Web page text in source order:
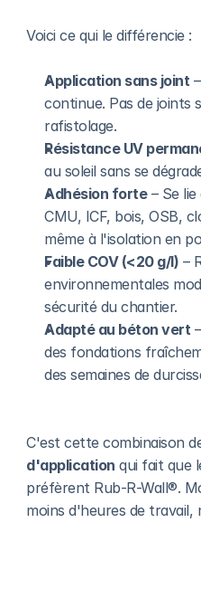
Voici ce qui le différencie :
Application sans joint –
continue. Pas de joints
rafistolage.
Résistance UV
au soleil sans se
Adhésion forte – Se lie
CMU, ICF, bois, OSB,
même à l'isolation en
Faible COV (<20 g/l) –
environnementales
sécurité du chantier.
Adapté au béton vert
des fondations
des semaines de
C'est cette combinaison
d'application qui fait que
préfèrent Rub-R-Wall®.
moins d'heures de travail,